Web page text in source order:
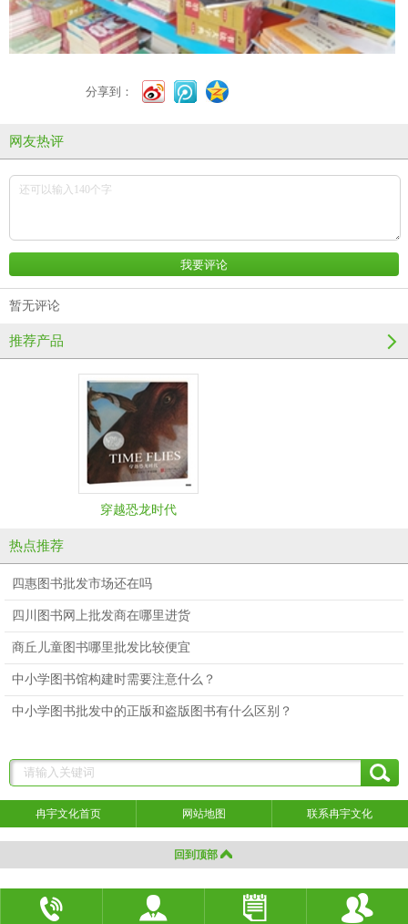
分享到：
网友热评
暂无评论
推荐产品
穿越恐龙时代
热点推荐
四惠图书批发市场还在吗
四川图书网上批发商在哪里进货
商丘儿童图书哪里批发比较便宜
中小学图书馆构建时需要注意什么？
中小学图书批发中的正版和盗版图书有什么区别？
冉宇文化首页 网站地图 联系冉宇文化
回到顶部